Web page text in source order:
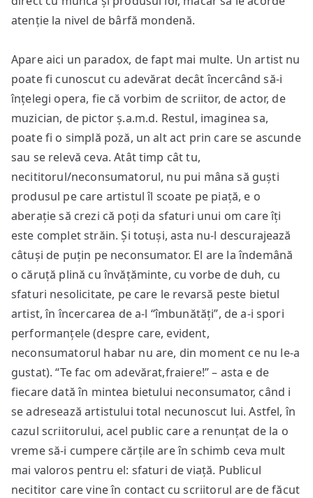
atenție la nivel de bârfă mondenă.
Apare aici un paradox, de fapt mai multe. Un artist nu
poate fi cunoscut cu adevărat decât încercând să-i
înțelegi opera, fie că vorbim de scriitor, de actor, de
muzician, de pictor ș.a.m.d. Restul, imaginea sa,
poate fi o simplă poză, un alt act prin care se ascunde
sau se relevă ceva. Atât timp cât tu,
necititorul/neconsumatorul, nu pui mâna să guști
produsul pe care artistul îl scoate pe piață, e o
aberație să crezi că poți da sfaturi unui om care îți
este complet străin. Și totuși, asta nu-l descurajează
câtuși de puțin pe neconsumator. El are la îndemână
o căruță plină cu învățăminte, cu vorbe de duh, cu
sfaturi nesolicitate, pe care le revarsă peste bietul
artist, în încercarea de a-l “îmbunătăți”, de a-i spori
performanțele (despre care, evident,
neconsumatorul habar nu are, din moment ce nu le-a
gustat). “Te fac om adevărat,fraiere!” – asta e de
fiecare dată în mintea bietului neconsumator, când i
se adresează artistului total necunoscut lui. Astfel, în
cazul scriitorului, acel public care a renunțat de la o
vreme să-i cumpere cărțile are în schimb ceva mult
mai valoros pentru el: sfaturi de viață. Publicul
necititor care vine în contact cu scriitorul are de făcut